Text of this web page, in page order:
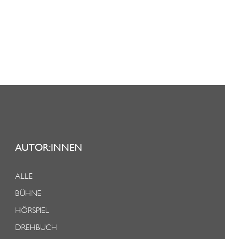
AUTOR:INNEN
ALLE
BÜHNE
HÖRSPIEL
DREHBUCH